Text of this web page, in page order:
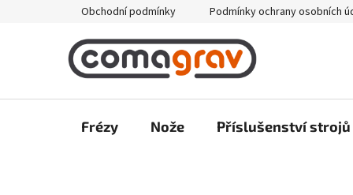
Obchodní podmínky Podmínky ochrany osobních
Frézy Nože Příslušenství strojů